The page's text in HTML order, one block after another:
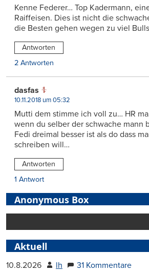
Kenne Federer… Top Kadermann,
Raiffeisen. Dies ist nicht die
die Besten gehen wegen zu viel
Antworten
2 Antworten
dasfas
10.11.2018 um 05:32
Mutti dem stimme ich voll zu… HR
wenn du selber der schwache mann
Fedi dreimal besser ist als do dass
schreiben will…
Antworten
1 Antwort
Anonymous Box
Aktuell
10.8.2026 lh 31 Kommentare